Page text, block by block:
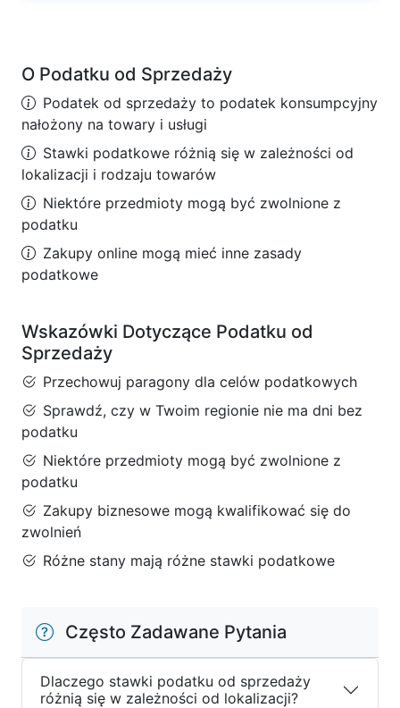
O Podatku od Sprzedaży
Podatek od sprzedaży to podatek konsumpcyjny
nałożony na towary i usługi
Stawki podatkowe różnią się w zależności od
lokalizacji i rodzaju towarów
Niektóre przedmioty mogą być zwolnione z
podatku
Zakupy online mogą mieć inne zasady
podatkowe
Wskazówki Dotyczące Podatku od
Sprzedaży
Przechowuj paragony dla celów podatkowych
Sprawdź, czy w Twoim regionie nie ma dni bez
podatku
Niektóre przedmioty mogą być zwolnione z
podatku
Zakupy biznesowe mogą kwalifikować się do
zwolnień
Różne stany mają różne stawki podatkowe
Często Zadawane Pytania
Dlaczego stawki podatku od sprzedaży
różnią się w zależności od lokalizacji?